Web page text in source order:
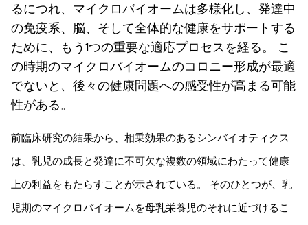
るにつれ、マイクロバイオームは多様化し、発達中
の免疫系、脳、そして全体的な健康をサポートする
ために、もう1つの重要な適応プロセスを経る。 こ
の時期のマイクロバイオームのコロニー形成が最適
でないと、後々の健康問題への感受性が高まる可能
性がある。
前臨床研究の結果から、相乗効果のあるシンバイオティクス
は、乳児の成長と発達に不可欠な複数の領域にわたって健康
上の利益をもたらすことが示されている。 そのひとつが、乳
児期のマイクロバイオームを母乳栄養児のそれに近づけるこ